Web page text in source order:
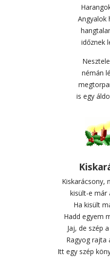
Angyalok
időznek
némán
is egy
Kiskarácsony,
kisült-e már
Ha kisült
Hadd egyem
Jaj, de szép
Ragyog rajta
Itt egy szép